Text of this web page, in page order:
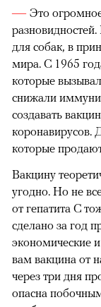
Это
для собак, в
мира. С 1965
которые
снижали
создавать
коронавирусов.
которые
Вакцину
угодно. Но не
от гепатита C
сделано за год
экономические
вам вакцина от
через три дня
опасна